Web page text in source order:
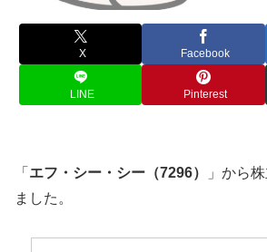
X Facebook
LINE Pinterest
「 エフ・シー・シー（7296）
」から
ました。